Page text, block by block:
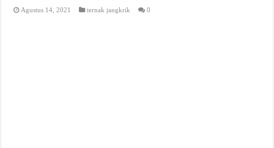
Agustus 14, 2021 ternak jangkrik 0